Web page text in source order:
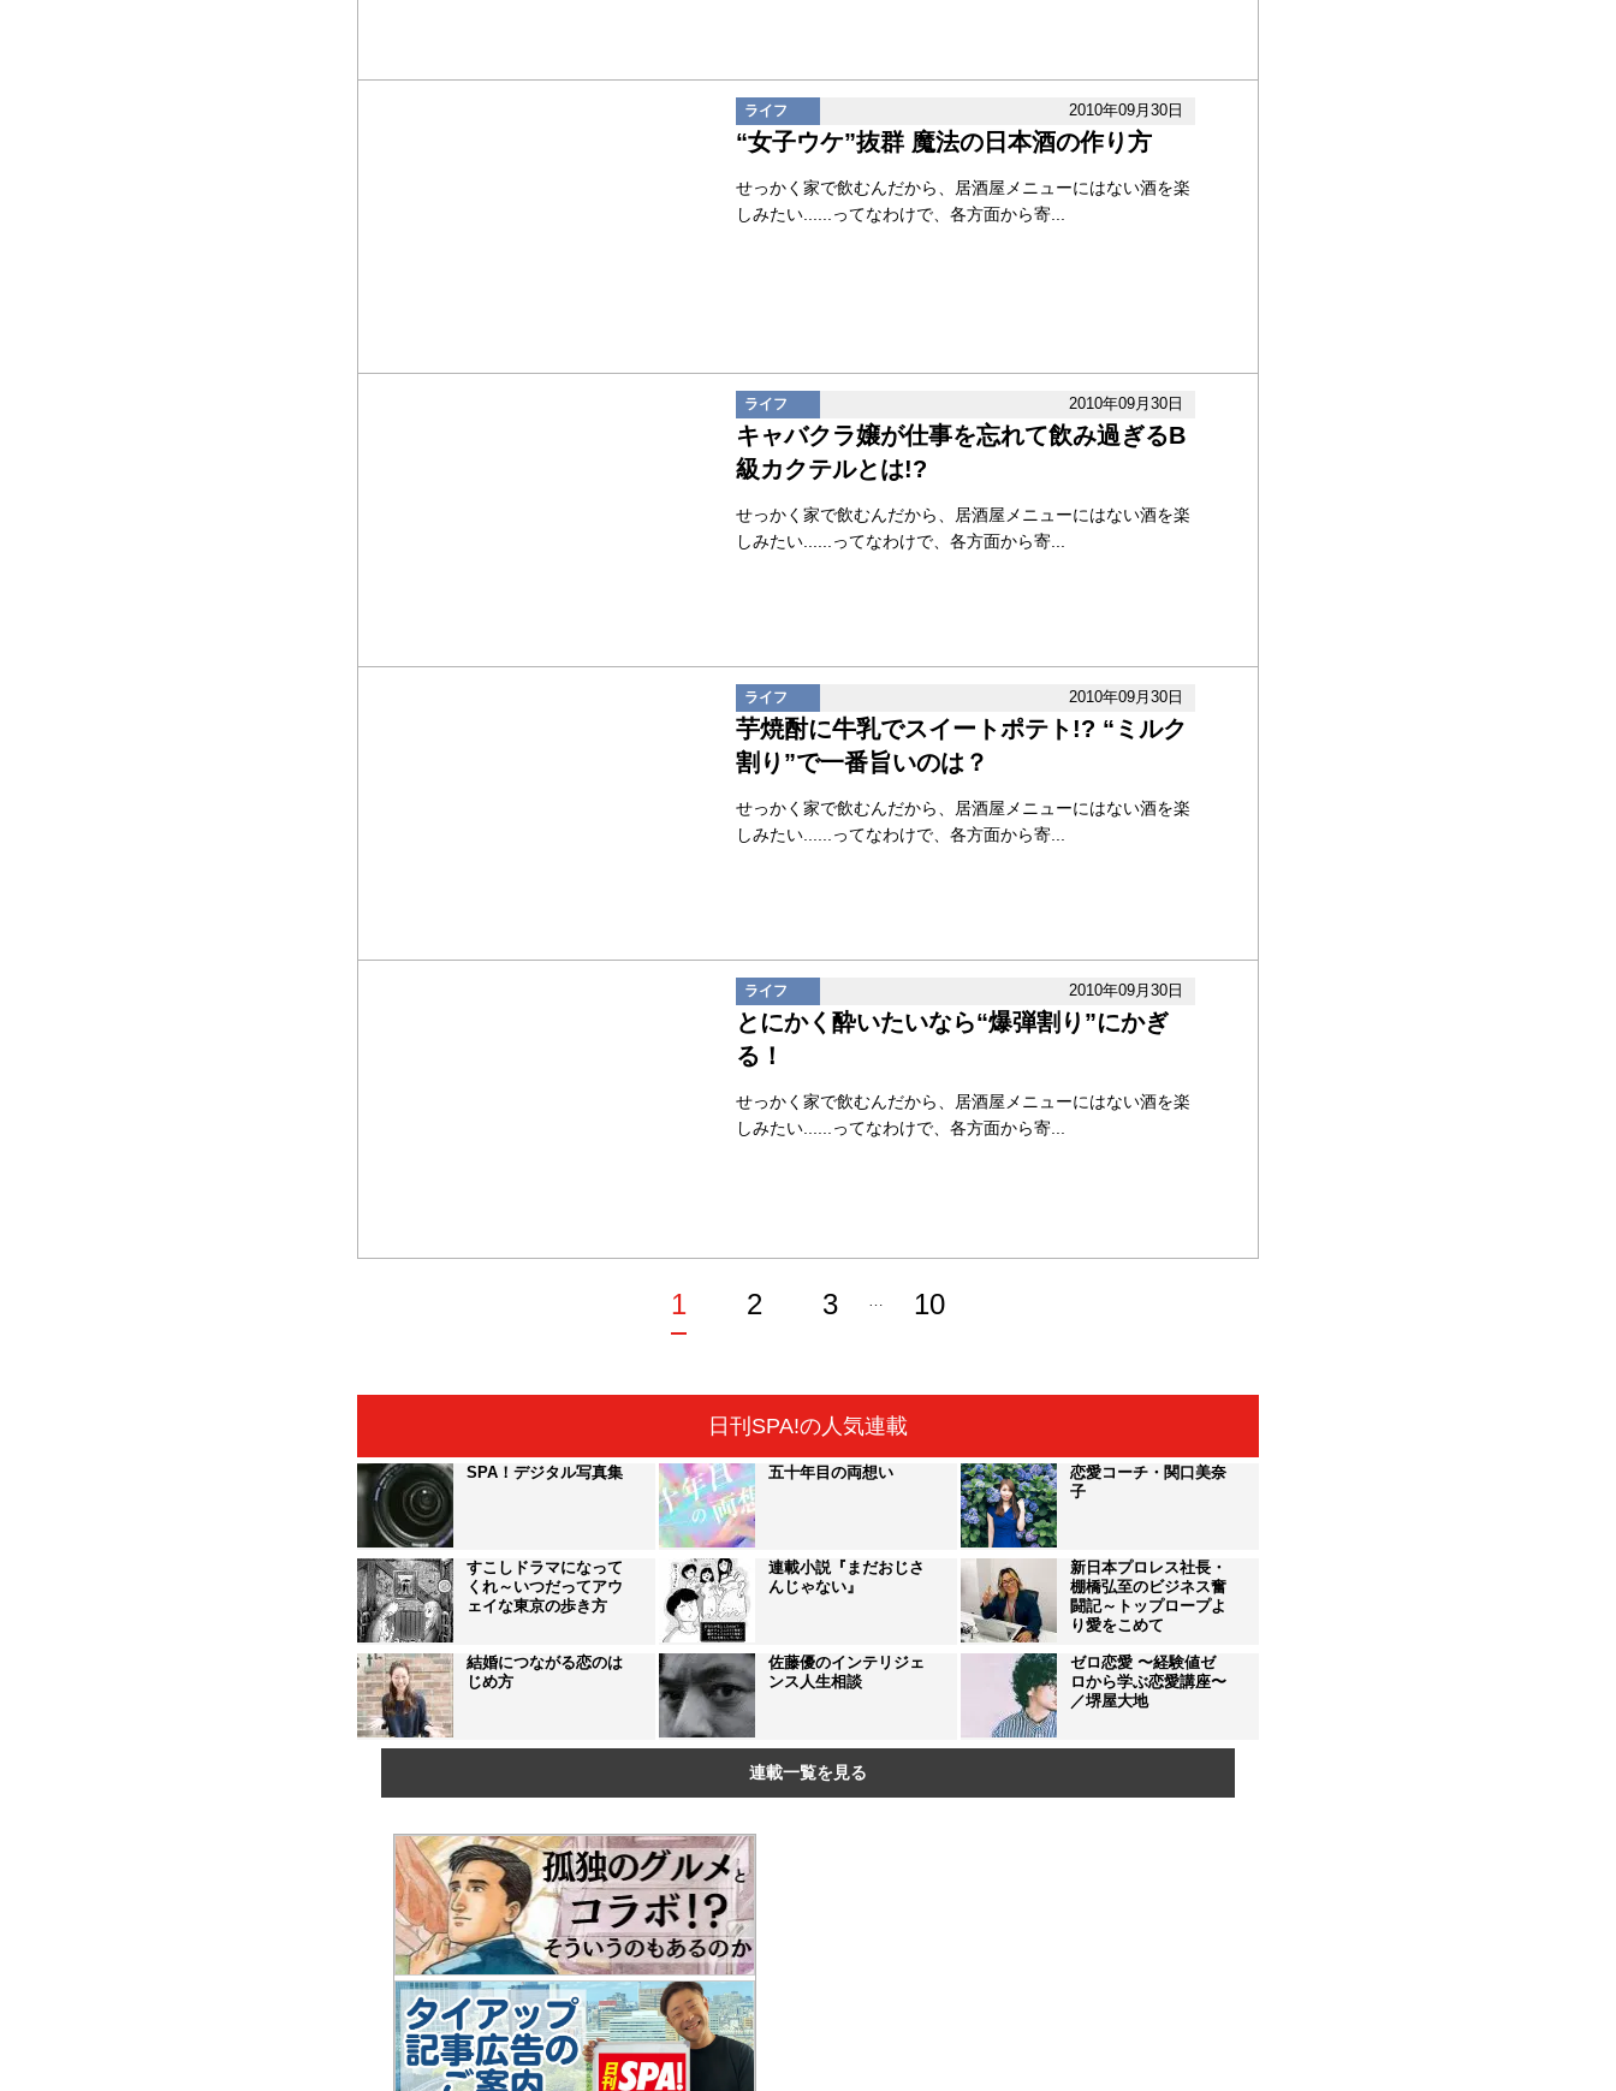
ライフ 2010年09月30日
“女子ウケ”抜群 魔法の日本酒の作り方
せっかく家で飲むんだから、居酒屋メニューにはない酒を楽
しみたい......ってなわけで、各方面から寄...
ライフ 2010年09月30日
キャバクラ嬢が仕事を忘れて飲み過ぎるB
級カクテルとは!?
せっかく家で飲むんだから、居酒屋メニューにはない酒を楽
しみたい......ってなわけで、各方面から寄...
ライフ 2010年09月30日
芋焼酎に牛乳でスイートポテト!? “ミルク
割り”で一番旨いのは？
せっかく家で飲むんだから、居酒屋メニューにはない酒を楽
しみたい......ってなわけで、各方面から寄...
ライフ 2010年09月30日
とにかく酔いたいなら“爆弾割り”にかぎ
る！
せっかく家で飲むんだから、居酒屋メニューにはない酒を楽
しみたい......ってなわけで、各方面から寄...
1 2 3 10
日刊SPA!の人気連載
SPA！デジタル写真集 五十年目の両想い
恋愛コーチ・関口美奈
子
すこしドラマになって
くれ～いつだってアウ
ェイな東京の歩き方
連載小説『まだおじさ
んじゃない』
新日本プロレス社長・
棚橋弘至のビジネス奮
闘記～トップロープよ
り愛をこめて
結婚につながる恋のは
じめ方
佐藤優のインテリジェ
ンス人生相談
ゼロ恋愛 〜経験値ゼ
ロから学ぶ恋愛講座〜
／堺屋大地
連載一覧を見る